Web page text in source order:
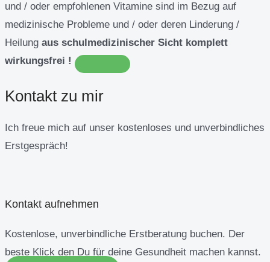
und / oder empfohlenen Vitamine sind im Bezug auf
medizinische Probleme und / oder deren Linderung /
Heilung aus schulmedizinischer Sicht komplett
wirkungsfrei !
Kontakt zu mir
Ich freue mich auf unser kostenloses und unverbindliches
Erstgespräch!
Kontakt aufnehmen
Kostenlose, unverbindliche Erstberatung buchen. Der
beste Klick den Du für deine Gesundheit machen kannst.